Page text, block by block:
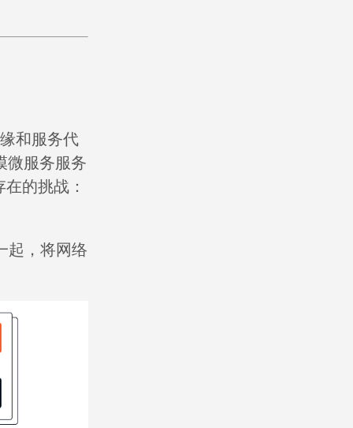
和服务代
微服务服务
的挑战：
起，将网络